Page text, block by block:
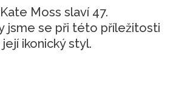
Moss slaví 47.
jsme se při této příležitosti
ikonický styl.